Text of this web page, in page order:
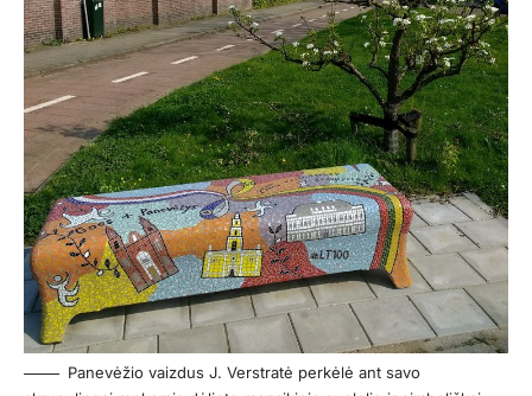
Panevėžio vaizdus J. Verstratė perkėlė ant savo